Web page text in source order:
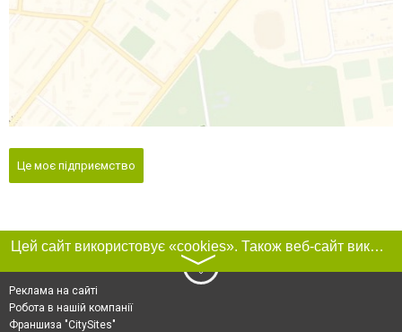
Це моє підприємство
Цей сайт використовує «cookies». Також веб-сайт використовує інтернет-сервіс для збору технічних даних стосовно відвідувачів з метою отримання маркетингової та статистичної інформації. Умови обробки даних відвідувачів сайту див.
〉
Реклама на сайті
Робота в нашій компанії
Франшиза "CitySites"